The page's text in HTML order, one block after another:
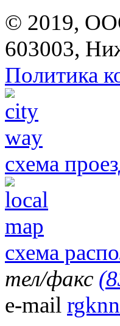
© 2019,
603003,
Политика
схема
схема
тел/факс
e-mail